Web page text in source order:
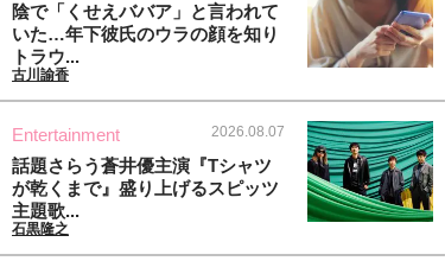
陰で「くせえババア」と言われて
いた…年下彼氏のウラの顔を知り
トラウ...
古川諭香
Entertainment 2026.08.07
話題さらう蒼井優主演『Tシャツ
が乾くまで』盛り上げるスピッツ
主題歌...
石黒隆之